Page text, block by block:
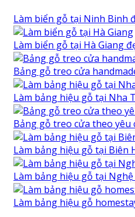
Làm biển gỗ tại Ninh Binh
Làm biển gỗ tại Hà Giang
Bảng gỗ treo cửa
Làm bảng hiệu gỗ tại Nha
Bảng gỗ treo cửa theo yêu
Làm bảng hiệu gỗ tại Biên
Làm bảng hiệu gỗ tại Nghệ
Làm bảng hiệu gỗ